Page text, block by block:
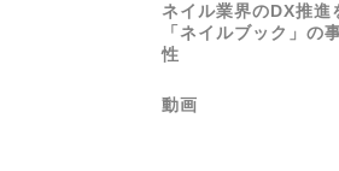
ネイル業界のDX推進
「ネイルブック」の
性
動画